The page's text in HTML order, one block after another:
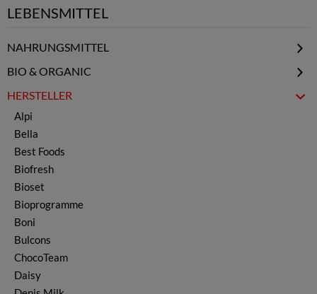
LEBENSMITTEL
NAHRUNGSMITTEL
Elixier & Honig
Gemüsekonserven
Obstkonserven
Gewürze & Kräuter
Gewürzmischungen
Joghurt & Kefir
Käse & Kaschkawal
Kerne & Nüsse
Ljutenica & Ajvar
Öl & Essig
Marmelade & Konfitüre
Nudeln, Teig & Reis
BIO & ORGANIC
BIO Käse & Kaschkawal
BIO Öl & Essig
HERSTELLER
Alpi
Bella
Best Foods
Biofresh
Bioset
Bioprogramme
Boni
Bulcons
ChocoTeam
Daisy